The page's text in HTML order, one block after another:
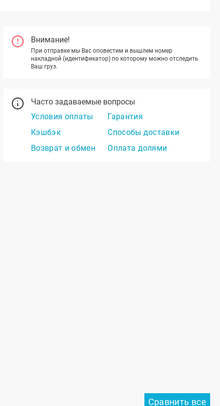
Внимание!
При отправке мы Вас оповестим и вышлем номер
накладной (идентификатор) по которому можно отследить
Ваш груз.
Часто задаваемые вопросы
Условия оплаты
Гарантия
Кэшбэк
Способы доставки
Возврат и обмен
Оплата долями